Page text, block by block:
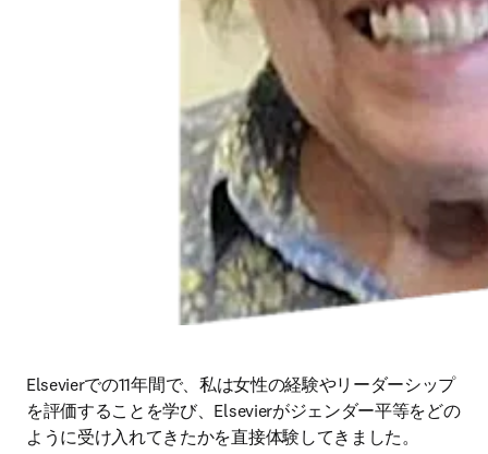
Elsevierでの11年間で、私は女性の経験やリーダーシップ
を評価することを学び、Elsevierがジェンダー平等をどの
ように受け入れてきたかを直接体験してきました。